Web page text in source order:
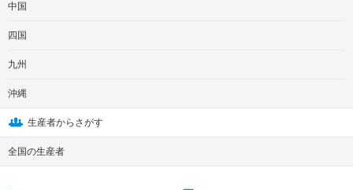
中国
四国
九州
沖縄
生産者からさがす
全国の生産者